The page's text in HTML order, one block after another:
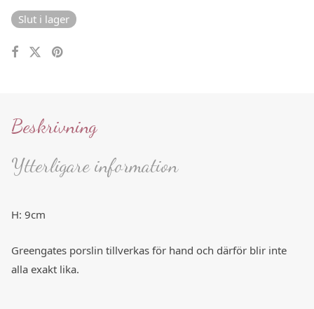
Slut i lager
Beskrivning
Ytterligare information
H: 9cm
Greengates porslin tillverkas för hand och därför blir inte
alla exakt lika.